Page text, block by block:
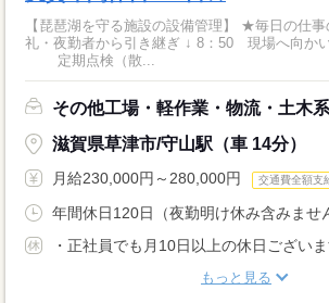
【琵琶湖を守る施設の設備管理】 ★毎日の仕
礼・夜勤者から引き継ぎ ↓ 8：50 現場へ向か
定期点検（散...
その他工場・軽作業・物流・土木系
滋賀県草津市/守山駅（車 14分）
月給230,000円～280,000円 交通費全額支
年間休日120日（夜勤明け休み含みませ
・正社員でも月10日以上の休日ございま
もっと見る